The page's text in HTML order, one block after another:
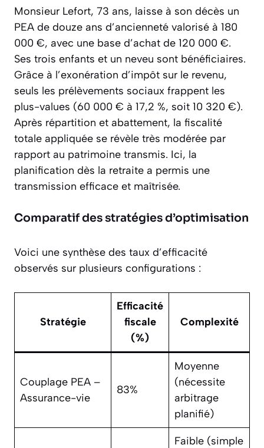
Monsieur Lefort, 73 ans, laisse à son décès un
PEA de douze ans d’ancienneté valorisé à 180
000 €, avec une base d’achat de 120 000 €.
Ses trois enfants et un neveu sont bénéficiaires.
Grâce à l’exonération d’impôt sur le revenu,
seuls les prélèvements sociaux frappent les
plus-values (60 000 € à 17,2 %, soit 10 320 €).
Après répartition et abattement, la fiscalité
totale appliquée se révèle très modérée par
rapport au patrimoine transmis. Ici, la
planification dès la retraite a permis une
transmission efficace et maîtrisée.
Comparatif des stratégies d’optimisation
Voici une synthèse des taux d’efficacité
observés sur plusieurs configurations :
Stratégie
Efficacité
fiscale
(%)
Complexité
Couplage PEA –
Assurance-vie
83%
Moyenne
(nécessite
arbitrage
planifié)
Faible (simple